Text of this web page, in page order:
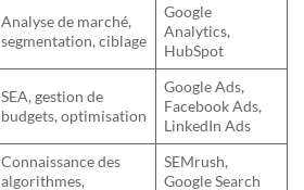
Analyse de marché,
segmentation, ciblage
Google
Analytics,
HubSpot
SEA, gestion de
budgets, optimisation
Google Ads,
Facebook Ads,
LinkedIn Ads
Connaissance des
algorithmes,
SEMrush,
Google Search